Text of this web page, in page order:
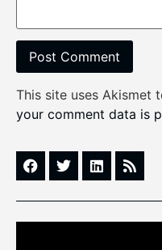
This site uses Akismet
your comment data is